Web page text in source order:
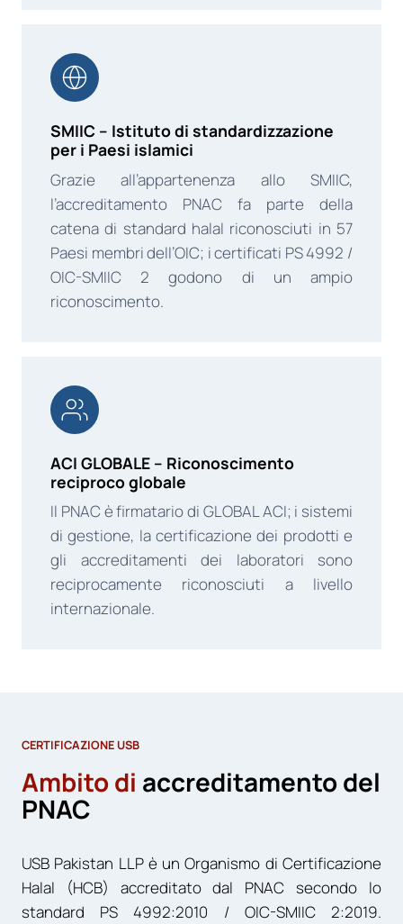
SMIIC – Istituto di standardizzazione
per i Paesi islamici
Grazie all’appartenenza allo SMIIC,
l’accreditamento PNAC fa parte della
catena di standard halal riconosciuti in 57
Paesi membri dell’OIC; i certificati PS 4992 /
OIC-SMIIC 2 godono di un ampio
riconoscimento.
ACI GLOBALE – Riconoscimento
reciproco globale
Il PNAC è firmatario di GLOBAL ACI; i sistemi
di gestione, la certificazione dei prodotti e
gli accreditamenti dei laboratori sono
reciprocamente riconosciuti a livello
internazionale.
CERTIFICAZIONE USB
Ambito di accreditamento del
PNAC
USB Pakistan LLP è un Organismo di Certificazione
Halal (HCB) accreditato dal PNAC secondo lo
standard PS 4992:2010 / OIC-SMIIC 2:2019.